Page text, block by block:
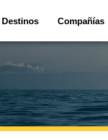
Destinos Compañías